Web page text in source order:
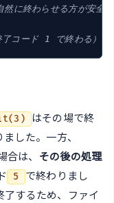
終わらせる方が安全
コード 1 で終わる）
はその場で終
した。一方、
は、 その後の処理
5
で終わりまし
するため、ファイ